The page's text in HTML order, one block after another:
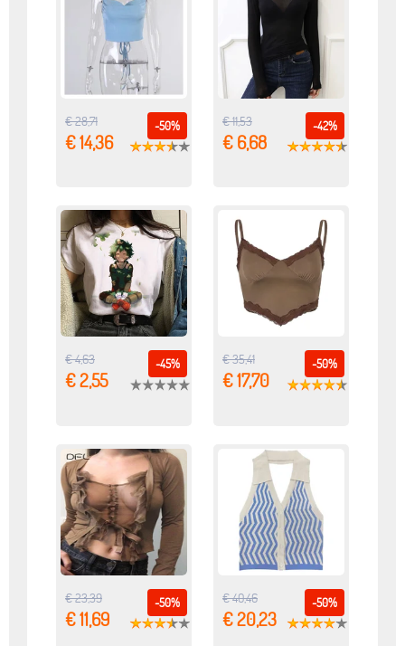
-50%
€ 28,71
€ 14,36
-42%
€ 11,53
€ 6,68
-45%
€ 4,63
€ 2,55
-50%
€ 35,41
€ 17,70
-50%
€ 23,39
€ 11,69
-50%
€ 40,46
€ 20,23